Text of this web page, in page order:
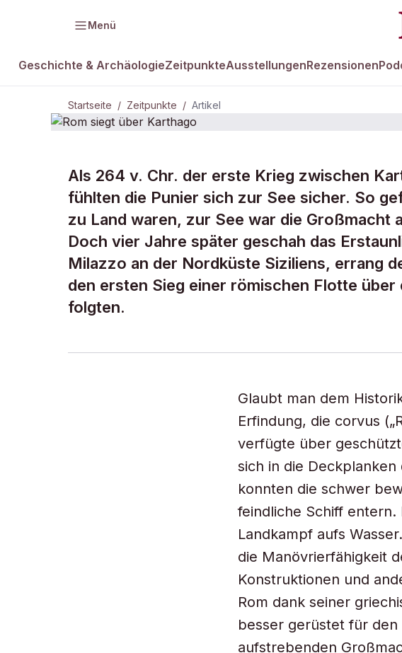
Menü
Geschichte & ArchäologieZeitpunkteAusstellungenRezensionen
Startseite / Zeitpunkte / Artikel
ZEITPUNKTE · 264 V.CHR.
Rom siegt über
Karthago
Als 264 v. Chr. der erste Krieg zwischen
fühlten die Punier sich zur See sicher. So
zu Land waren, zur See war die Großmacht
Doch vier Jahre später geschah das
Milazzo an der Nordküste Siziliens, errang
den ersten Sieg einer römischen Flotte
folgten.
Glaubt man dem
Erfindung, die corvus
verfügte über
sich in die
konnten die schwer
feindliche Schiff entern.
Landkampf aufs
die Manövrierfähigkeit
Konstruktionen und
Rom dank seiner
besser gerüstet für
aufstrebenden